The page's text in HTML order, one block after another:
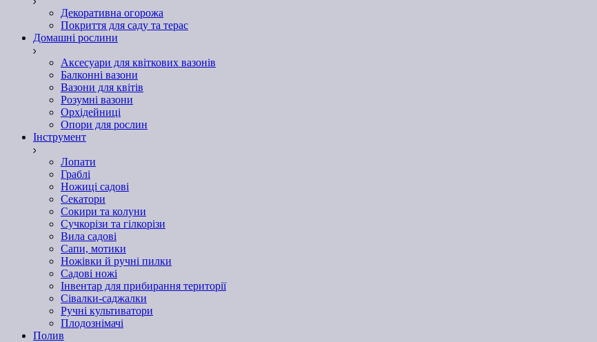
Декоративна огорожа
Покриття для саду та терас
Домашні рослини
Аксесуари для квіткових вазонів
Балконні вазони
Вазони для квітів
Розумні вазони
Орхідейниці
Опори для рослин
Інструмент
Лопати
Граблі
Ножиці садові
Секатори
Сокири та колуни
Сучкорізи та гілкорізи
Вила садові
Сапи, мотики
Ножівки й ручні пилки
Садові ножі
Інвентар для прибирання території
Сівалки-саджалки
Ручні культиватори
Плодознімачі
Полив